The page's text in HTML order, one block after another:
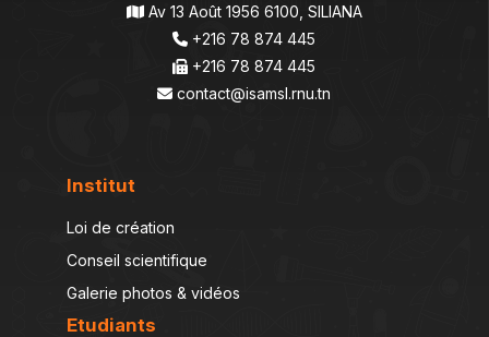
Av 13 Août 1956 6100, SILIANA
+216 78 874 445
+216 78 874 445
contact@isamsl.rnu.tn
Institut
Loi de création
Conseil scientifique
Galerie photos & vidéos
Etudiants